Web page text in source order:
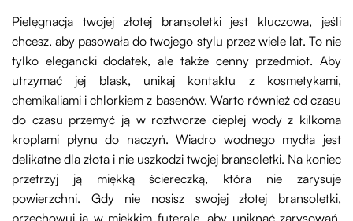
Pielęgnacja twojej złotej bransoletki jest kluczowa, jeśli
chcesz, aby pasowała do twojego stylu przez wiele lat. To nie
tylko elegancki dodatek, ale także cenny przedmiot. Aby
utrzymać jej blask, unikaj kontaktu z kosmetykami,
chemikaliami i chlorkiem z basenów. Warto również od czasu
do czasu przemyć ją w roztworze ciepłej wody z kilkoma
kroplami płynu do naczyń. Wiadro wodnego mydła jest
delikatne dla złota i nie uszkodzi twojej bransoletki. Na koniec
przetrzyj ją miękką ściereczką, która nie zarysuje
powierzchni. Gdy nie nosisz swojej złotej bransoletki,
przechowuj ją w miękkim futerale, aby uniknąć zarysowań.